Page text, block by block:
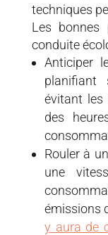
techniques
Les bonnes
conduite
Anticiper
planifiant
évitant les
des
Rouler à
une
émissions
y aura de